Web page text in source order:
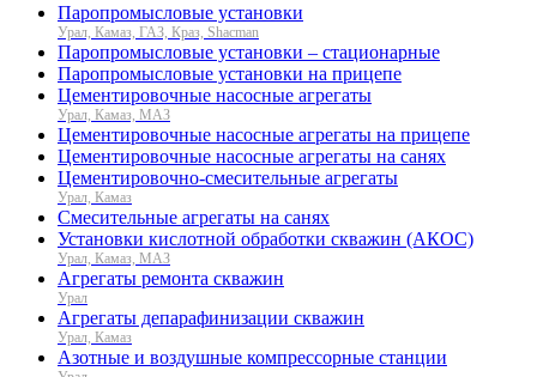
Паропромысловые установки
Урал, Камаз, ГАЗ, Краз, Shacman
Паропромысловые установки – стационарные
Паропромысловые установки на прицепе
Цементировочные насосные агрегаты
Урал, Камаз, МАЗ
Цементировочные насосные агрегаты на прицепе
Цементировочные насосные агрегаты на санях
Цементировочно-смесительные агрегаты
Урал, Камаз
Смесительные агрегаты на санях
Установки кислотной обработки скважин (АКОС)
Урал, Камаз, МАЗ
Агрегаты ремонта скважин
Урал
Агрегаты депарафинизации скважин
Урал, Камаз
Азотные и воздушные компрессорные станции